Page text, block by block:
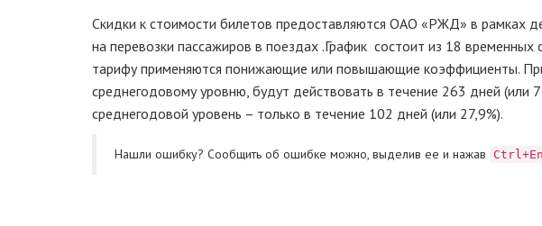
Скидки к стоимости билетов предоставляются ОАО «РЖД» в рамках
на перевозки пассажиров в поездах .График состоит из 18
тарифу применяются понижающие или повышающие коэффициенты.
среднегодовому уровню, будут действовать в течение 263 дней
среднегодовой уровень – только в течение 102 дней (или 27,9%).
Нашли ошибку? Cообщить об ошибке можно, выделив ее и нажав